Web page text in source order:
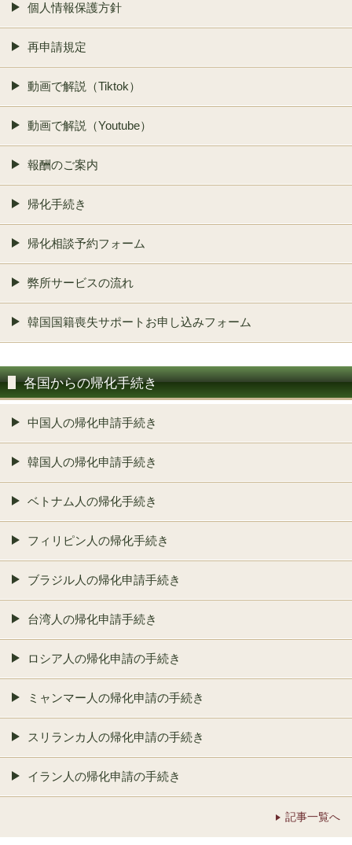
個人情報保護方針
再申請規定
動画で解説（Tiktok）
動画で解説（Youtube）
報酬のご案内
帰化手続き
帰化相談予約フォーム
弊所サービスの流れ
韓国国籍喪失サポートお申し込みフォーム
各国からの帰化手続き
中国人の帰化申請手続き
韓国人の帰化申請手続き
ベトナム人の帰化手続き
フィリピン人の帰化手続き
ブラジル人の帰化申請手続き
台湾人の帰化申請手続き
ロシア人の帰化申請の手続き
ミャンマー人の帰化申請の手続き
スリランカ人の帰化申請の手続き
イラン人の帰化申請の手続き
記事一覧へ